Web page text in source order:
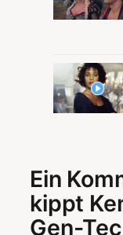
Ein
kippt
Gen-